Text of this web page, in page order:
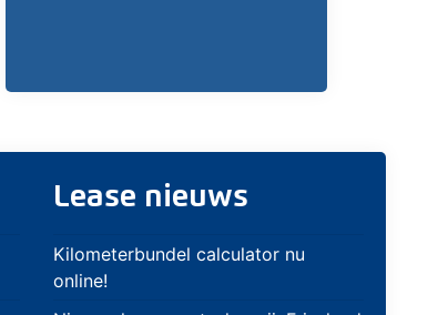
Lease nieuws
Kilometerbundel calculator nu
online!